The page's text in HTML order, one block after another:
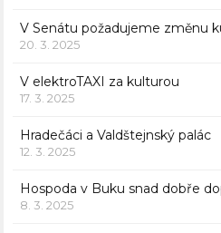
V Senátu požadujeme změnu
20. 3. 2025
V elektroTAXI za kulturou
17. 3. 2025
Hradečáci a Valdštejnský palác
12. 3. 2025
Hospoda v Buku snad dobře
8. 3. 2025